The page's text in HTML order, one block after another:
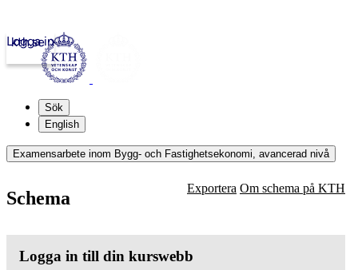
kth.se
Logga in
Sök
English
Examensarbete inom Bygg- och Fastighetsekonomi, avancerad nivå
Schema Exportera Om schema på KTH
Logga in till din kurswebb